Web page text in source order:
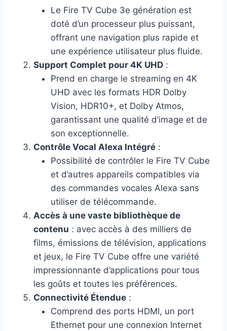
Le Fire TV Cube 3e génération est
doté d’un processeur plus puissant,
offrant une navigation plus rapide et
une expérience utilisateur plus fluide.
Support Complet pour 4K UHD :
Prend en charge le streaming en 4K
UHD avec les formats HDR Dolby
Vision, HDR10+, et Dolby Atmos,
garantissant une qualité d’image et de
son exceptionnelle.
Contrôle Vocal Alexa Intégré :
Possibilité de contrôler le Fire TV Cube
et d’autres appareils compatibles via
des commandes vocales Alexa sans
utiliser de télécommande.
Accès à une vaste bibliothèque de
contenu : avec accès à des milliers de
films, émissions de télévision, applications
et jeux, le Fire TV Cube offre une variété
impressionnante d’applications pour tous
les goûts et toutes les préférences.
Connectivité Étendue :
Comprend des ports HDMI, un port
Ethernet pour une connexion Internet